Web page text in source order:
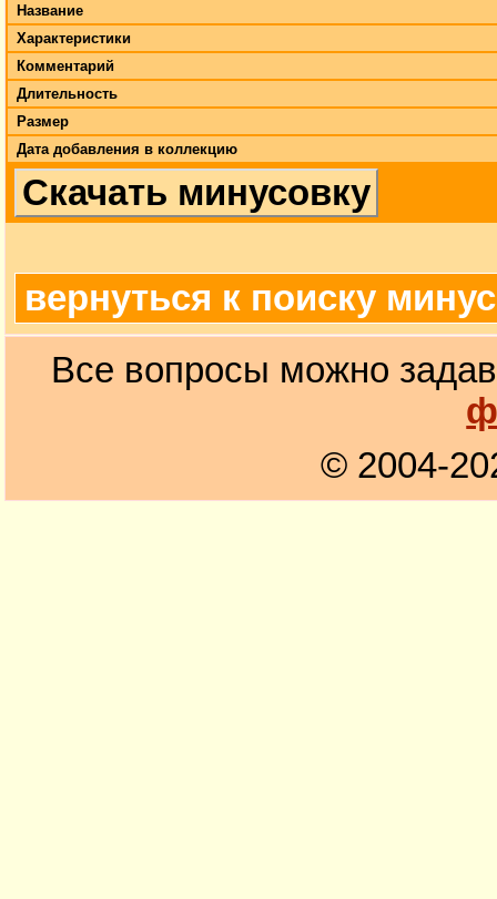
Название
Характеристики
Комментарий
Длительность
Размер
Дата добавления в коллекцию
Скачать минусовку
вернуться к поиску
Все вопросы можно
© 2004-